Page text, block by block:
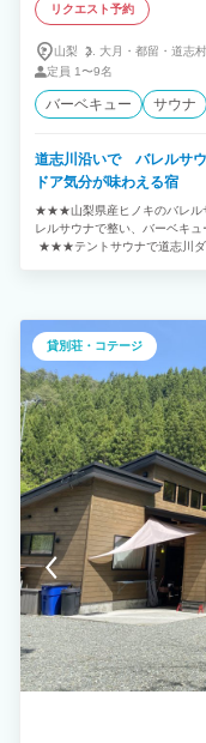
リクエスト予約
山梨 大月・ 都留・ 道志村
定員 1〜9名
バーベキュー サウナ
道志川沿いで バレルサウ
ドア気分が味わえる宿
★★★山梨県産ヒノキのバレル
レルサウナで整い、バーベキ
★★★テントサウナで道志川
雨天利用可能な大型デッキで
こともできます。 バーベキュ
よう炭をセットしておきます
用いただけます。 また焚火場
貸別荘・コテージ